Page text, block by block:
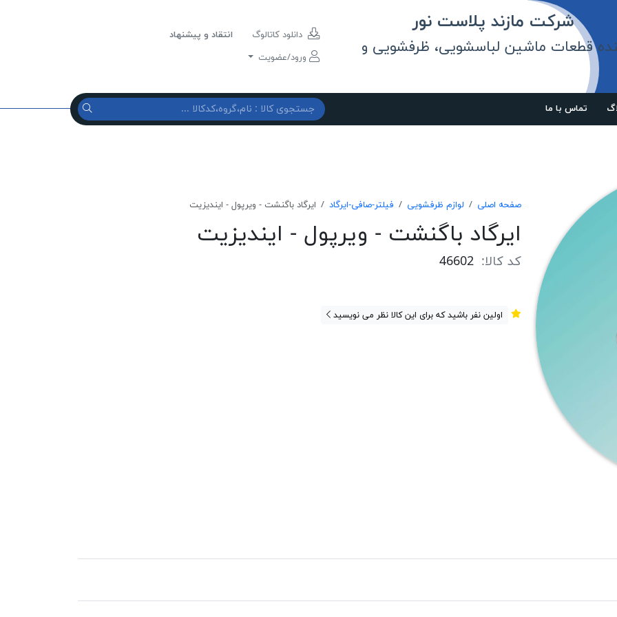
مازند پلاست نور
قطعات ماشین لباسشویی، ظرفشویی و
دانلود کاتالوگ
انتقاد و پیشنهاد
ورود/عضویت
تماس با ما
صفحه اصلی لوازم ظرفشویی فیلتر-صافی-ایرگاد ایرگاد باگنشت - ویرپول - ایندیزیت
ایرگاد باگنشت - ویرپول - ایندیزیت
کد کالا: 46602
اولین نفر باشید که برای این کالا نظر می نویسید